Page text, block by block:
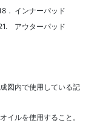
． インナーパッド
アウターパッド
図内で使用している記
イルを使用すること。